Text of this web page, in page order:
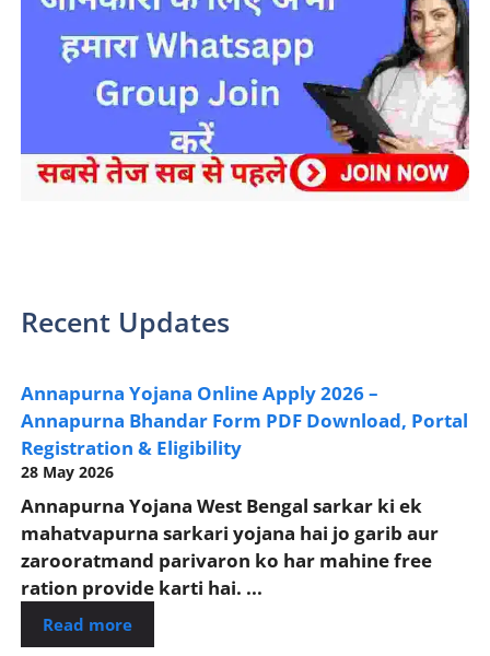
Recent Updates
Annapurna Yojana Online Apply 2026 –
Annapurna Bhandar Form PDF Download, Portal
Registration & Eligibility
28 May 2026
Annapurna Yojana West Bengal sarkar ki ek
mahatvapurna sarkari yojana hai jo garib aur
zarooratmand parivaron ko har mahine free
ration provide karti hai. ...
Read more